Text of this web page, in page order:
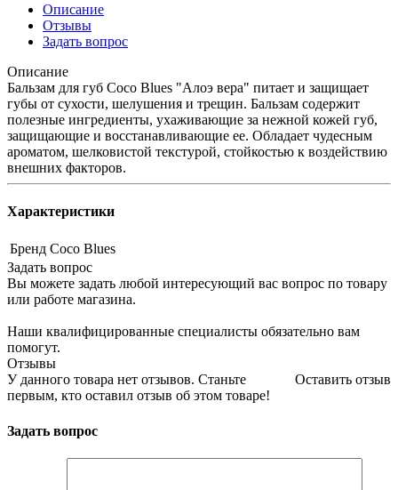
Описание
Отзывы
Задать вопрос
Описание
Бальзам для губ Coco Blues "Алоэ вера" питает и защищает
губы от сухости, шелушения и трещин. Бальзам содержит
полезные ингредиенты, ухаживающие за нежной кожей губ,
защищающие и восстанавливающие ее. Обладает чудесным
ароматом, шелковистой текстурой, стойкостью к воздействию
внешних факторов.
Характеристики
Бренд Coco Blues
Задать вопрос
Вы можете задать любой интересующий вас вопрос по товару
или работе магазина.
Наши квалифицированные специалисты обязательно вам
помогут.
Отзывы
Оставить отзыв
У данного товара нет отзывов. Станьте
первым, кто оставил отзыв об этом товаре!
Задать вопрос